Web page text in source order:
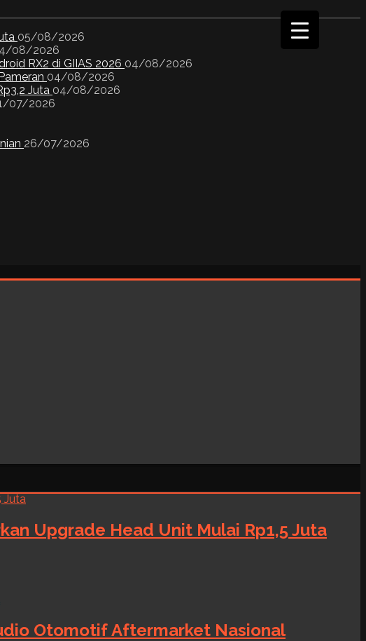
05/08/2026
08/2026
RX2 di GIIAS 2026 04/08/2026
04/08/2026
Juta 04/08/2026
07/2026
26/07/2026
Upgrade Head Unit Mulai Rp1,5 Juta
Otomotif Aftermarket Nasional